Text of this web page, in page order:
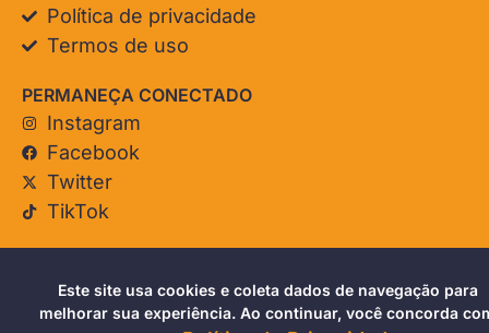
Política de privacidade
Termos de uso
PERMANEÇA CONECTADO
Instagram
Facebook
Twitter
TikTok
Este site usa cookies e coleta dados de navegação para
melhorar sua experiência. Ao continuar, você concorda